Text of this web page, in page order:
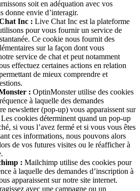
soit en adéquation avec vos
donne envie d’interagir.
Inc : Live Chat Inc est la plateforme
pour vous fournir un service de
Ce cookie nous fournit des
sur la façon dont vous
service de chat et peut notamment
effectuez certaines actions en relation
de mieux comprendre et
: OptinMonster utilise des cookies
à laquelle des demandes
newsletter (pop-up) vous apparaissent sur
cookies déterminent quand un pop-up
si vous l’avez fermé et si vous vous êtes
ces informations, nous pouvons alors
de vos futures visites ou le réafficher à
: Mailchimp utilise des cookies pour
à laquelle des demandes d’inscription à
apparaissent sur notre site internet.
avec une campagne ou un